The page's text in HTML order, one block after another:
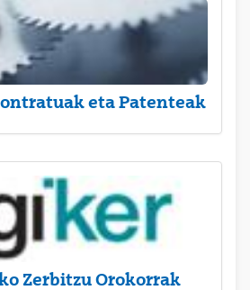
eta Patenteak
Zerbitzu Orokorrak